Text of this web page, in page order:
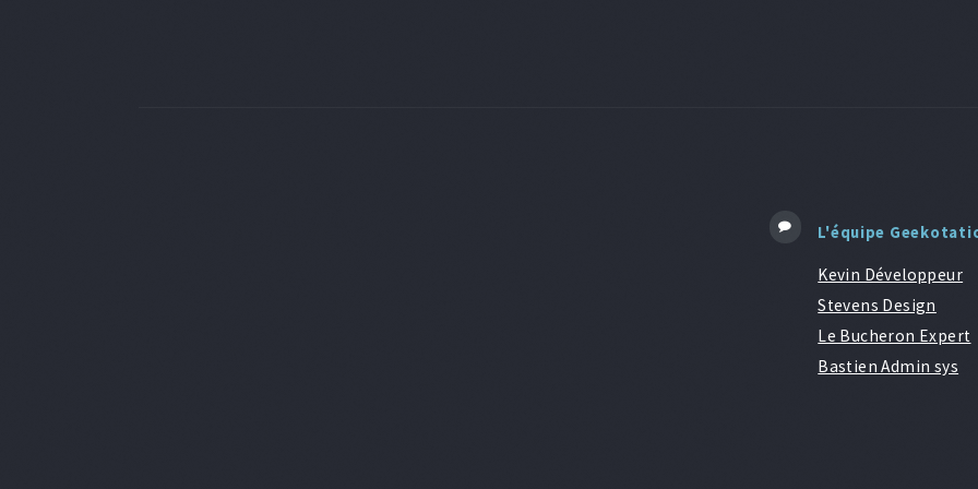
L'équipe
Kevin Développeur
Stevens Design
Le Bucheron Expert
Bastien Admin sys